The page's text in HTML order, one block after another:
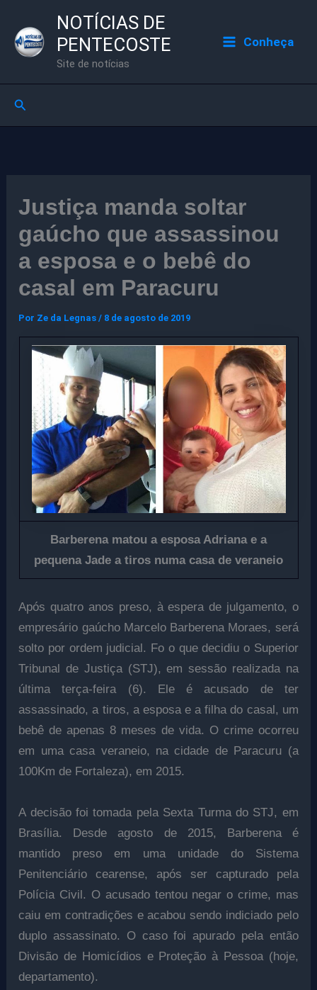
para
NOTÍCIAS DE
PENTECOSTE
Site de notícias
Conheça
Pesquisar
Justiça manda soltar
gaúcho que assassinou
a esposa e o bebê do
casal em Paracuru
Por Ze da Legnas/ 8 de agosto de 2019
Barberena matou a esposa Adriana e a
pequena Jade a tiros numa casa de veraneio
Após quatro anos preso, à espera de julgamento, o
empresário gaúcho Marcelo Barberena Moraes, será
solto por ordem judicial. Fo o que decidiu o Superior
Tribunal de Justiça (STJ), em sessão realizada na
última terça-feira (6). Ele é acusado de ter
assassinado, a tiros, a esposa e a filha do casal, um
bebê de apenas 8 meses de vida. O crime ocorreu
em uma casa veraneio, na cidade de Paracuru (a
100Km de Fortaleza), em 2015.
A decisão foi tomada pela Sexta Turma do STJ, em
Brasília. Desde agosto de 2015, Barberena é
mantido preso em uma unidade do Sistema
Penitenciário cearense, após ser capturado pela
Polícia Civil. O acusado tentou negar o crime, mas
caiu em contradições e acabou sendo indiciado pelo
duplo assassinato. O caso foi apurado pela então
Divisão de Homicídios e Proteção à Pessoa (hoje,
departamento).